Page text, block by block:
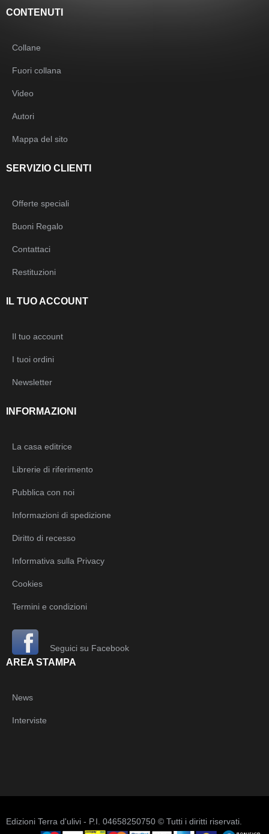
CONTENUTI
Collane
Fuori collana
Video
Autori
Mappa del sito
SERVIZIO CLIENTI
Offerte speciali
Buoni Regalo
Contattaci
Restituzioni
IL TUO ACCOUNT
Il tuo account
I tuoi ordini
Newsletter
INFORMAZIONI
La casa editrice
Librerie di riferimento
Pubblica con noi
Informazioni di spedizione
Diritto di recesso
Informativa sulla Privacy
Cookies
Termini e condizioni
Seguici su Facebook
AREA STAMPA
News
Interviste
Edizioni Terra d'ulivi - P.I. 04658250750 © Tutti i diritti riservati.